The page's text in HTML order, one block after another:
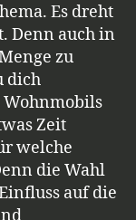
Es dreht
Denn auch in
zu
dich
Zeit
welche
die Wahl
auf die